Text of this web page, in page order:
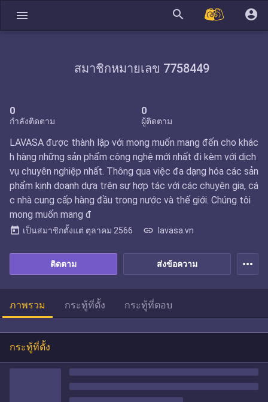
menu search account_circle
สมาชิกหมายเลข 7758449
0
กำลังติดตาม
0
ผู้ติดตาม
ส่งข้อความ
ติดตาม
LAVASA được thành lập với mong muốn mang đến cho khác
h hàng những sản phẩm công nghệ mới nhất đi kèm với dịch
vụ chuyên nghiệp nhất. Thông qua việc đa dạng hóa các sản
phẩm kinh doanh dựa trên sự hợp tác với các chuyên gia, cá
c nhà cung cấp hàng đầu trong nước và thế giới. Chúng tôi
mong muốn mang đ
today เป็นสมาชิกตั้งแต่ ตุลาคม 2566 link lavasa.vn
more_horiz
ภาพรวม กระทู้ที่ตั้ง กระทู้ที่ตอบ
กระทู้ที่ตั้ง